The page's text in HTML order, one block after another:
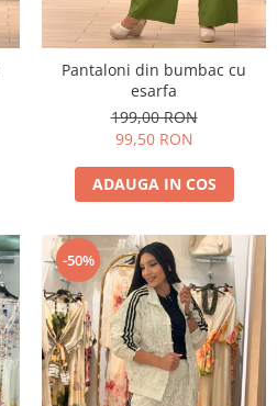
Pantaloni din bumbac cu
esarfa
199,00 RON
99,50 RON
ADAUGA IN COS
-50%